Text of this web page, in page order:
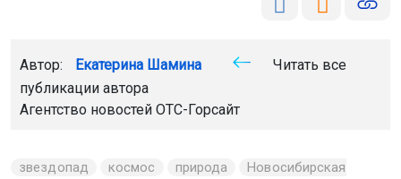
Автор: Екатерина Шамина
Читать все
публикации автора
Агентство новостей ОТС-Горсайт
звездопад космос природа
Новосибирская